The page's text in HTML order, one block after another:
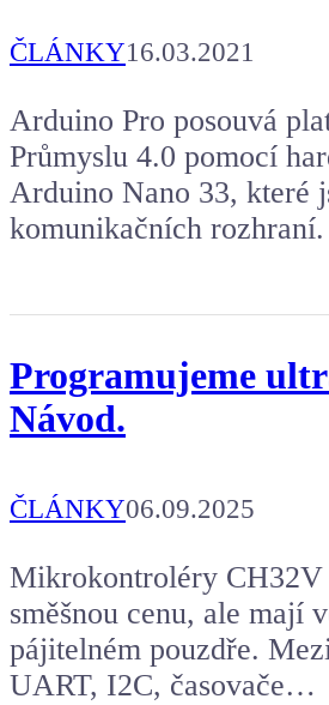
ČLÁNKY16.03.2021
Arduino Pro posouvá
Průmyslu 4.0 pomocí
Arduino Nano 33, které
komunikačních
Programujeme
Návod.
ČLÁNKY06.09.2025
Mikrokontroléry CH32V
směšnou cenu, ale mají
pájitelném pouzdře.
UART, I2C, časovače…